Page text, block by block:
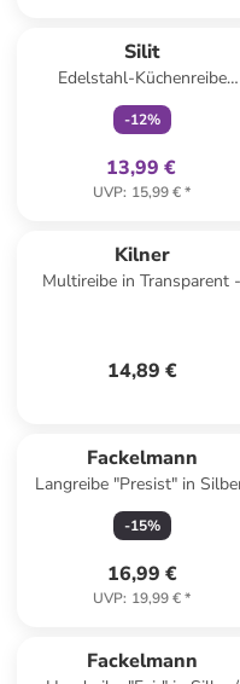
Silit
Edelstahl-Küchenreibe
"Classic Line" - (L)25 cm
-12%
13,99 €
UVP: 15,99 €*
Kilner
Multireibe in Transparent -
14,89 €
Fackelmann
Langreibe "Presist" in
Schwarz - (L)38,5 cm
-15%
16,99 €
UVP: 19,99 €*
Fackelmann